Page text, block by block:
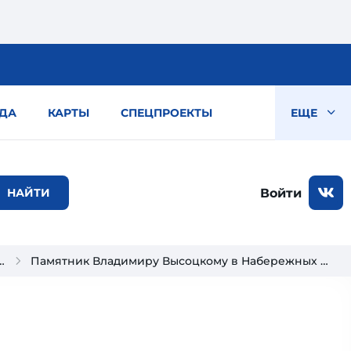
КАРТЫ СПЕЦПРОЕКТЫ ЕЩЕ
Войти
Челнов Памятник Владимиру Высоцкому в Набережных Челнах